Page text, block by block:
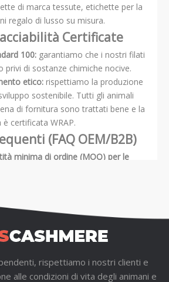
di marca tessute, etichette per la
regalo di lusso su misura.
Certificate
100: garantiamo che i nostri filati
privi di sostanze chimiche nocive.
etico: rispettiamo la produzione
sostenibile. Tutti gli animali
di fornitura sono trattati bene e la
certificata WRAP.
(FAQ OEM/B2B)
minima di ordine (MOQ) per le
marchi di accessori emergenti
affermate.
le dimensioni per creare una
produciamo dal filo in su,
facilmente le nostre macchine
rispettiamo i nostri clienti e
alle condizioni di vita degli animani e